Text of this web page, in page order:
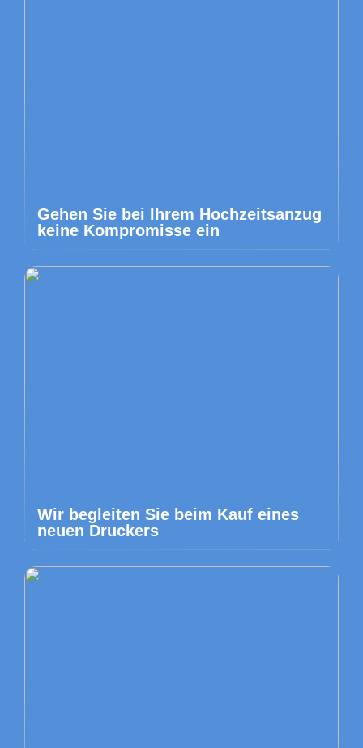
Gehen Sie bei Ihrem Hochzeitsanzug
keine Kompromisse ein
Wir begleiten Sie beim Kauf eines
neuen Druckers